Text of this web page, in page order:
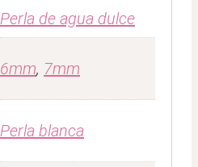
Perla de agua dulce
6mm, 7mm
Perla blanca